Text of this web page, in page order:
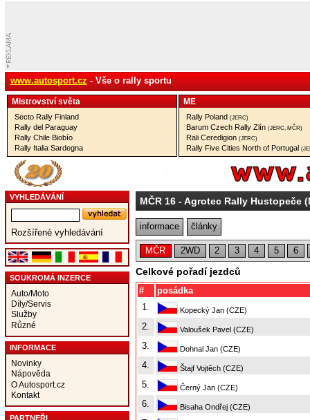
www.autosport.cz - Vše o rally sportu
Mistrovství­ světa
Secto Rally Finland
Rally del Paraguay
Rally Chile Biobío
Rally Italia Sardegna
ME
Rally Poland (JERC)
Barum Czech Rally Zlín (JERC, MČR)
Rali Ceredigion (JERC)
Rally Five Cities North of Portugal
VYHLEDÁVÁNÍ
Rozšířené vyhledávání
SOUKROMÁ INZERCE
Auto/Moto
Díly/Servis
Služby
Různé
INFORMACE
Novinky
Nápověda
O Autosport.cz
Kontakt
PARTNEŘI
MČR 16- Agrotec Rally Hustopeče
informace články
MČR 2WD 2 3 4 5 6
Celkové pořadí jezdců
#
posádka
1.
Kopecký Jan (CZE)
2. Valoušek Pavel (CZE)
3. Dohnal Jan (CZE)
4. Štajf Vojtěch (CZE)
5. Černý Jan (CZE)
6. Bisaha Ondřej (CZE)